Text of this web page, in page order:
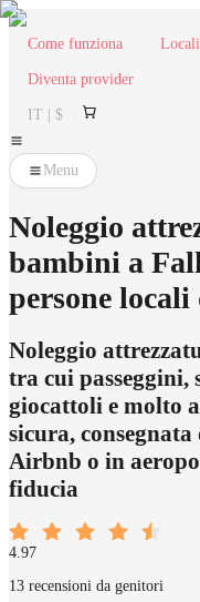
Come funziona
Diventa provider
IT | $
Menu
Noleggio
bambini a
persone
Noleggio
tra cui passeggini,
giocattoli e molto
sicura,
Airbnb o in
fiducia
4.97
13 recensioni da genitori